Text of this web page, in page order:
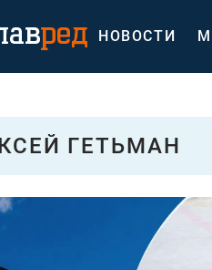
НОВОСТИ
ГЕТЬМАН